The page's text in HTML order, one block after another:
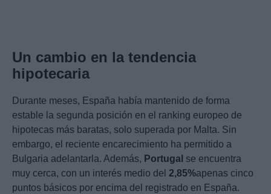
Un cambio en la tendencia
hipotecaria
Durante meses, España había mantenido de forma
estable la segunda posición en el ranking europeo de
hipotecas más baratas, solo superada por Malta. Sin
embargo, el reciente encarecimiento ha permitido a
Bulgaria adelantarla. Además, Portugal se encuentra
muy cerca, con un interés medio del 2,85%apenas cinco
puntos básicos por encima del registrado en España.